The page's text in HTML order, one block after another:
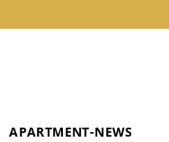
APARTMENT-NEWS